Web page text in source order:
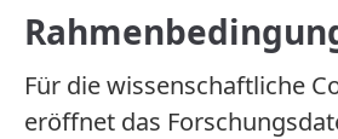
Für die wissenschaftliche
eröffnet das